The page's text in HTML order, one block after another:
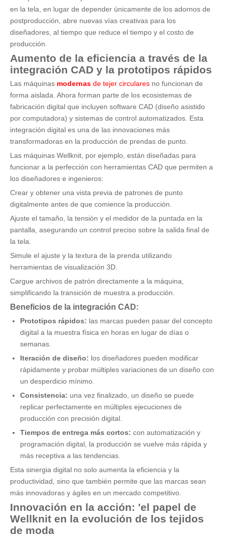
en la tela, en lugar de depender únicamente de los adornos de
postproducción, abre nuevas vías creativas para los
diseñadores, al tiempo que reduce el tiempo y el costo de
producción.
Aumento de la eficiencia a través de la
integración CAD y la prototipos rápidos
Las máquinas modernas de tejer circulares no funcionan de
forma aislada. Ahora forman parte de los ecosistemas de
fabricación digital que incluyen software CAD (diseño asistido
por computadora) y sistemas de control automatizados. Esta
integración digital es una de las innovaciones más
transformadoras en la producción de prendas de punto.
Las máquinas Wellknit, por ejemplo, están diseñadas para
funcionar a la perfección con herramientas CAD que permiten a
los diseñadores e ingenieros:
Crear y obtener una vista previa de patrones de punto
digitalmente antes de que comience la producción.
Ajuste el tamaño, la tensión y el medidor de la puntada en la
pantalla, asegurando un control preciso sobre la salida final de
la tela.
Simule el ajuste y la textura de la prenda utilizando
herramientas de visualización 3D.
Cargue archivos de patrón directamente a la máquina,
simplificando la transición de muestra a producción.
Beneficios de la integración CAD:
Prototipos rápidos: las marcas pueden pasar del concepto
digital a la muestra física en horas en lugar de días o
semanas.
Iteración de diseño: los diseñadores pueden modificar
rápidamente y probar múltiples variaciones de un diseño con
un desperdicio mínimo.
Consistencia: una vez finalizado, un diseño se puede
replicar perfectamente en múltiples ejecuciones de
producción con precisión digital.
Tiempos de entrega más cortos: con automatización y
programación digital, la producción se vuelve más rápida y
más receptiva a las tendencias.
Esta sinergia digital no solo aumenta la eficiencia y la
productividad, sino que también permite que las marcas sean
más innovadoras y ágiles en un mercado competitivo.
Innovación en la acción: 'el papel de
Wellknit en la evolución de los tejidos
de moda